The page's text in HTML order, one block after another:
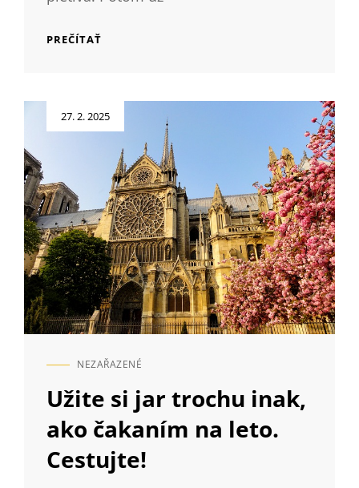
PREČÍTAŤ
ZÁHRADY
27. 2. 2025
CAT
NEZAŘAZENÉ
Užite si jar trochu inak,
ako čakaním na leto.
Cestujte!